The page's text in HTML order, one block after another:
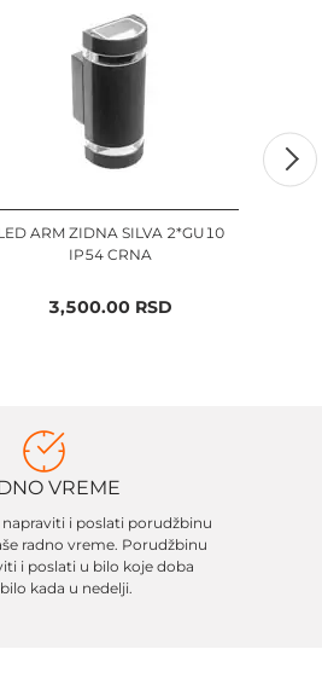
ARM ZIDNA SILVA 2*GU10
IP54 CRNA
3,500.00 RSD
VREME
i poslati porudžbinu
radno vreme. Porudžbinu
i poslati u bilo koje doba
kada u nedelji.